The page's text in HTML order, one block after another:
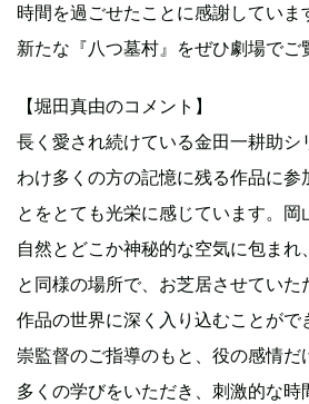
時間を過ごせたことに感謝していま
新たな『八つ墓村』をぜひ劇場でご
【堀田真由のコメント】
長く愛され続けている金田一耕助シ
わけ多くの方の記憶に残る作品に参
とをとても光栄に感じています。
自然とどこか神秘的な空気に包ま
と同様の場所で、お芝居させていた
作品の世界に深く入り込むことがで
崇監督のご指導のもと、役の感情だ
多くの学びをいただき、刺激的な